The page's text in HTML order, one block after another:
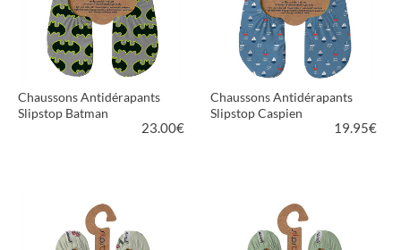
Chaussons Antidérapants
Slipstop Batman
23.00€
VOIR LE PRODUIT
Chaussons Antidérapants
Slipstop Caspien
19.95€
VOIR LE PRODUIT